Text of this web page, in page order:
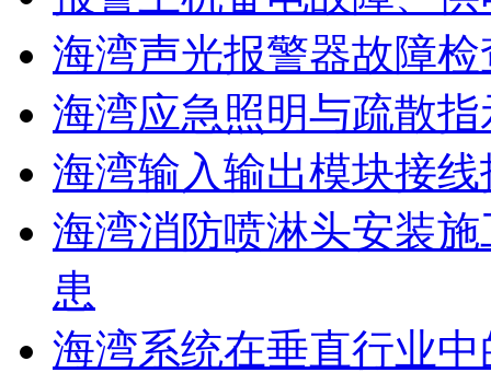
海湾声光报警器故障
海湾应急照明与疏散
海湾输入输出模块接
海湾消防喷淋头安装
患
海湾系统在垂直行业